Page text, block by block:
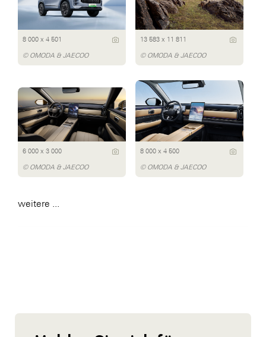
8 000 x 4 501
© OMODA & JAECOO
13 583 x 11 811
© OMODA & JAECOO
6 000 x 3 000
© OMODA & JAECOO
8 000 x 4 500
© OMODA & JAECOO
weitere ...